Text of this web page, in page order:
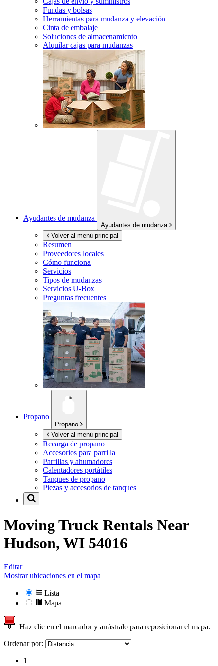
Fundas y bolsas
Herramientas para mudanza y elevación
Cinta de embalaje
Soluciones de almacenamiento
Alquilar cajas para mudanzas
Ayudantes de mudanza
Ayudantes de mudanza
Volver al menú principal
Resumen
Proveedores locales
Cómo funciona
Servicios
Tipos de mudanzas
Servicios U-Box
Preguntas frecuentes
Propano
Propano
Volver al menú principal
Recarga de propano
Accesorios para parrilla
Parrillas y ahumadores
Calentadores portátiles
Tanques de propano
Piezas y accesorios de tanques
Moving Truck Rentals Near
Hudson, WI 54016
Editar
Mostrar ubicaciones en el mapa
Lista
Mapa
Haz clic en el marcador y arrástralo para reposicionar el mapa.
Ordenar por:
1